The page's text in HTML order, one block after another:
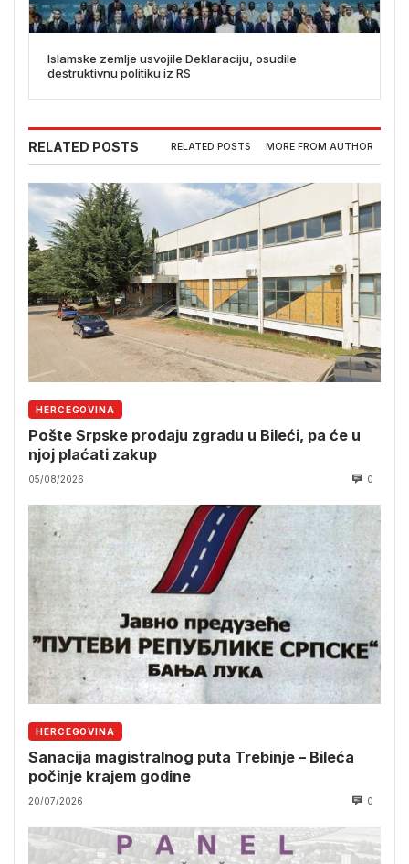
Islamske zemlje usvojile Deklaraciju, osudile
destruktivnu politiku iz RS
RELATED POSTS RELATED POSTS MORE FROM AUTHOR
HERCEGOVINA
Pošte Srpske prodaju zgradu u Bileći, pa će u
njoj plaćati zakup
05/08/2026 0
HERCEGOVINA
Sanacija magistralnog puta Trebinje – Bileća
počinje krajem godine
20/07/2026 0